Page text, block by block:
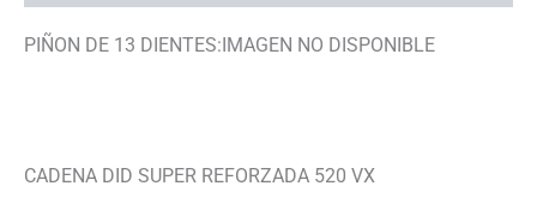
PIÑON DE 13 DIENTES:IMAGEN NO DISPONIBLE
CADENA DID SUPER REFORZADA 520 VX